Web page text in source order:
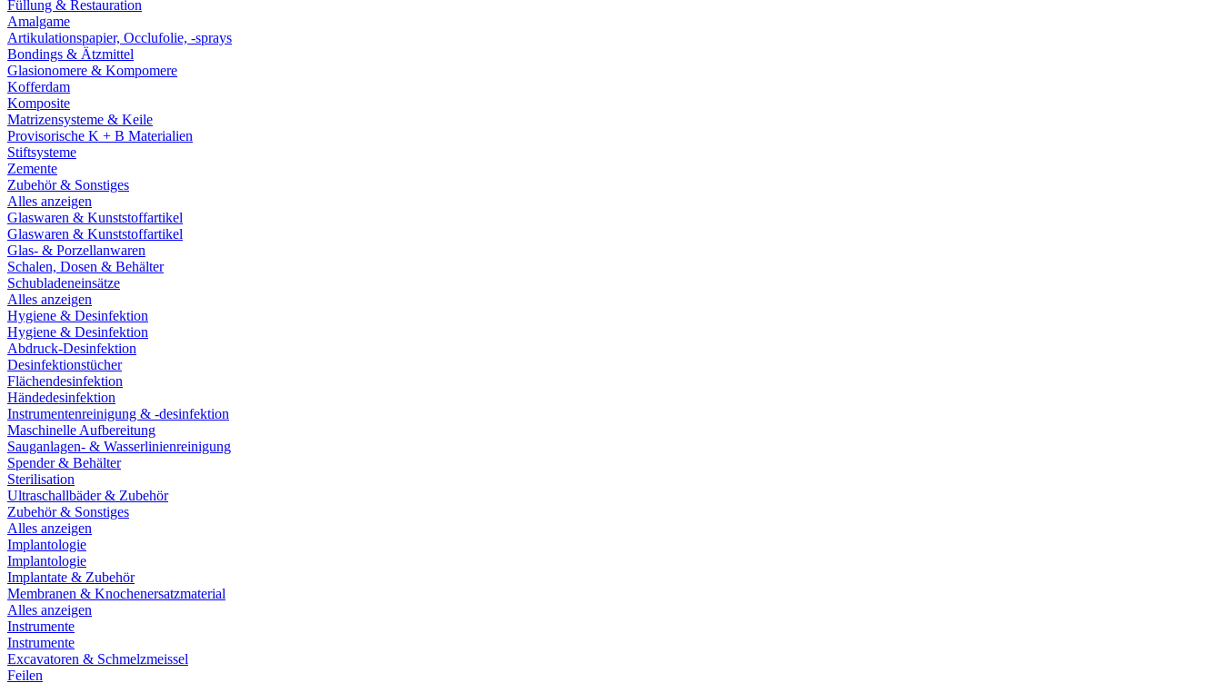
Füllung & Restauration
Amalgame
Artikulationspapier, Occlufolie, -sprays
Bondings & Ätzmittel
Glasionomere & Kompomere
Kofferdam
Komposite
Matrizensysteme & Keile
Provisorische K + B Materialien
Stiftsysteme
Zemente
Zubehör & Sonstiges
Alles anzeigen
Glaswaren & Kunststoffartikel
Glaswaren & Kunststoffartikel
Glas- & Porzellanwaren
Schalen, Dosen & Behälter
Schubladeneinsätze
Alles anzeigen
Hygiene & Desinfektion
Hygiene & Desinfektion
Abdruck-Desinfektion
Desinfektionstücher
Flächendesinfektion
Händedesinfektion
Instrumentenreinigung & -desinfektion
Maschinelle Aufbereitung
Sauganlagen- & Wasserlinienreinigung
Spender & Behälter
Sterilisation
Ultraschallbäder & Zubehör
Zubehör & Sonstiges
Alles anzeigen
Implantologie
Implantologie
Implantate & Zubehör
Membranen & Knochenersatzmaterial
Alles anzeigen
Instrumente
Instrumente
Excavatoren & Schmelzmeissel
Feilen